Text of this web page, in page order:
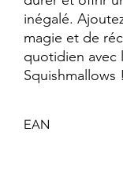
inégalé.
magie et de
quotidien avec
Squishmallows !
EAN